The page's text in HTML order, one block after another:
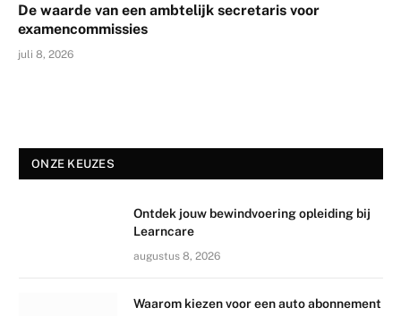
De waarde van een ambtelijk secretaris voor
examencommissies
juli 8, 2026
ONZE KEUZES
Ontdek jouw bewindvoering opleiding bij
Learncare
augustus 8, 2026
Waarom kiezen voor een auto abonnement